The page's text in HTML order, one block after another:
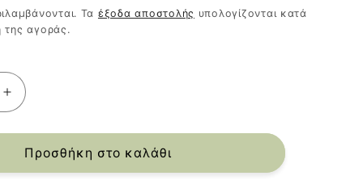
Τα έξοδα αποστολής υπολογίζονται κατά
της αγοράς.
Αύξηση
ποσότητας
για
Ραφιέρα
Κουζίνας
Προσθήκη στο καλάθι